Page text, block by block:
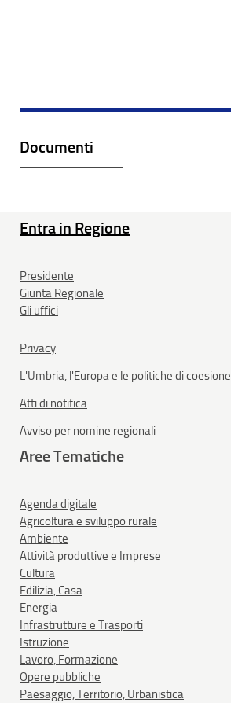
Documenti
Entra in Regione
Presidente
Giunta Regionale
Gli uffici
Privacy
L'Umbria, l'Europa e le politiche di coesione
Atti di notifica
Avviso per nomine regionali
Aree Tematiche
Agenda digitale
Agricoltura e sviluppo rurale
Ambiente
Attività produttive e Imprese
Cultura
Edilizia, Casa
Energia
Infrastrutture e Trasporti
Istruzione
Lavoro, Formazione
Opere pubbliche
Paesaggio, Territorio, Urbanistica